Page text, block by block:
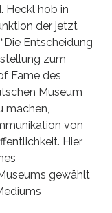
Heckl hob in
der jetzt
Entscheidung
zum
Fame des
Museum
machen,
von
Hier
gewählt